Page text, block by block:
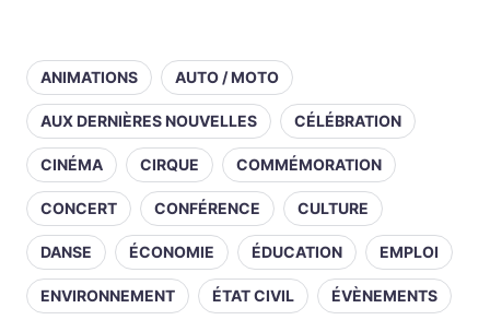
ANIMATIONS AUTO / MOTO
AUX DERNIÈRES NOUVELLES CÉLÉBRATION
CINÉMA CIRQUE COMMÉMORATION
CONCERT CONFÉRENCE CULTURE
DANSE ÉCONOMIE ÉDUCATION EMPLOI
ENVIRONNEMENT ÉTAT CIVIL ÉVÈNEMENTS